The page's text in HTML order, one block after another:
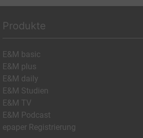
Produkte
E&M basic
E&M plus
E&M daily
E&M Studien
E&M TV
E&M Podcast
epaper Registrierung